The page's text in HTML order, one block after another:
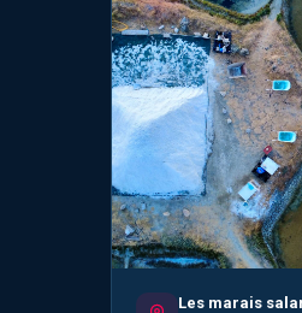
Les marais